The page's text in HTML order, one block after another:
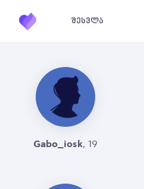
შესვლა
Gabo_iosk, 19